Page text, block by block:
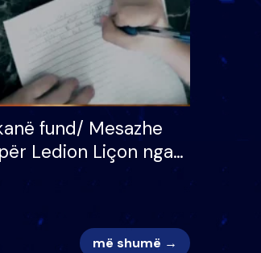
fund/ Mesazhe
Ledion Liçon nga
e tij, moderatori
më shumë →